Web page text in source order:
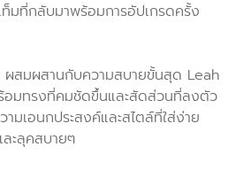
มที่กลับมาพร้อมการอัปเกรดครั้ง
ผสมผสานกับความสบายขั้นสุด Leah
อมทรงที่คมชัดขึ้นและสัดส่วนที่ลงตัว
มเอนกประสงค์และสไตล์ที่ใส่ง่าย
ละลุคสบายๆ